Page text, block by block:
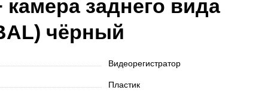
камера заднего вида
чёрный
Видеорегистратор
Пластик